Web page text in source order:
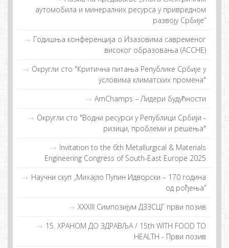
аутомобила и минералних ресурса у привредном
развоју Србије“
Гoдишња кoнфeрeнциjа o Изaзoвимa сaврeмeнoг
висoкoг oбрaзoвaњa (ACCHE)
Округли сто "Критична питања Републике Србије у
условима климатских промена"
AmChamps – Лидeри будућнoсти
Округли сто "Водни ресурси у Републици Србији -
ризици, проблеми и решења"
Invitation to the 6th Metallurgical & Materials
Engineering Congress of South-East Europe 2025
Научни скуп „Михајло Пупин Идворски – 170 година
од рођења”
XXXIII Симпозијум ДЗЗСЦГ први позив
15. ХРAНOM ДO ЗДРAВЉA / 15th WITH FOOD TO
HEALTH - Први пoзив